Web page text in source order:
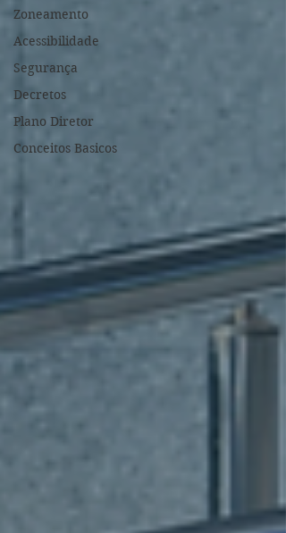
Zoneamento
Acessibilidade
Segurança
Decretos
Plano Diretor
Conceitos Basicos